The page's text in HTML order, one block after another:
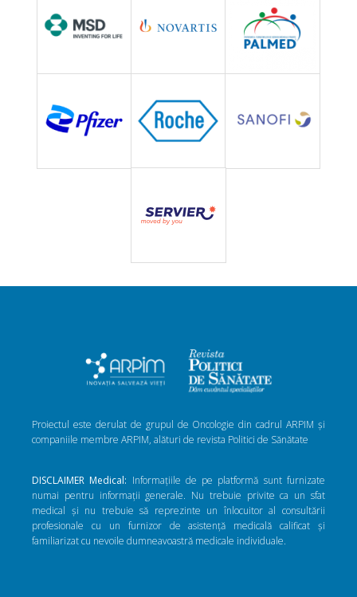
Proiectul este derulat de grupul de Oncologie din cadrul ARPIM și
companiile membre ARPIM, alături de revista Politici de Sănătate
DISCLAIMER Medical: Informațiile de pe platformă sunt furnizate
numai pentru informații generale. Nu trebuie privite ca un sfat
medical și nu trebuie să reprezinte un înlocuitor al consultării
profesionale cu un furnizor de asistență medicală calificat și
familiarizat cu nevoile dumneavoastră medicale individuale.